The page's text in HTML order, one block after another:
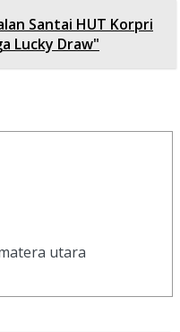
Santai HUT Korpri
Lucky Draw"
utara